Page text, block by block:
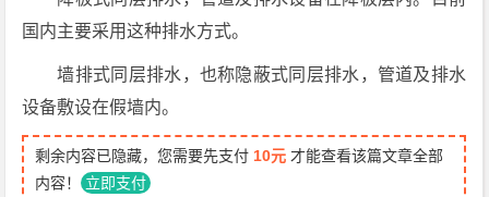
国内主要采用这种排水方式。
墙排式同层排水，也称隐蔽式同层排水，管道及排水
设备敷设在假墙内。
剩余内容已隐藏，您需要先支付 10元 才能查看该篇文章全部
内容！ 立即支付